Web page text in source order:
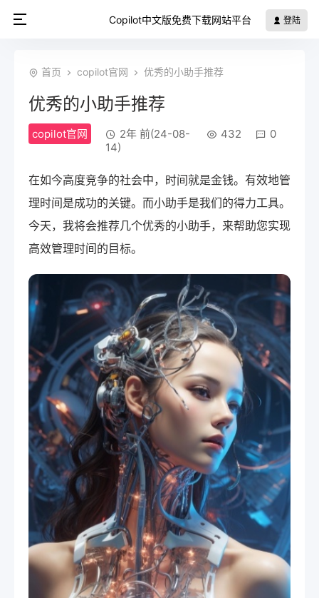
Copilot中文版免费下载网站平台 登陆
首页 copilot官网 优秀的小助手推荐
优秀的小助手推荐
copilot官网
2年 前(24-08-
14)
432 0
在如今高度竞争的社会中，时间就是金钱。有效地管
理时间是成功的关键。而小助手是我们的得力工具。
今天，我将会推荐几个优秀的小助手，来帮助您实现
高效管理时间的目标。